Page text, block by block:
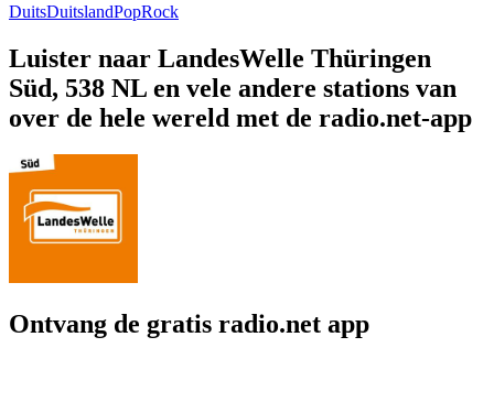
DuitsDuitslandPopRock
Luister naar LandesWelle Thüringen
Süd, 538 NL en vele andere stations van
over de hele wereld met de radio.net-app
Ontvang de gratis radio.net app